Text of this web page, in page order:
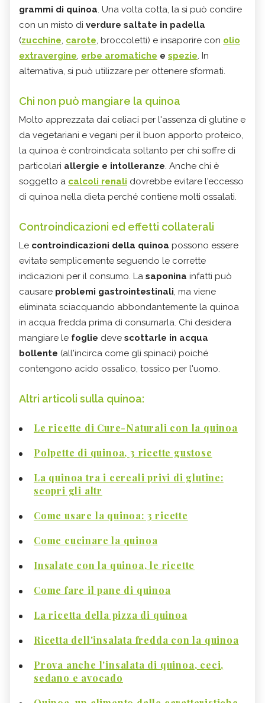
grammi di quinoa. Una volta cotta, la si può condire
con un misto di verdure saltate in padella
(zucchine, carote, broccoletti) e insaporire con olio
extravergine, erbe aromatiche e spezie. In
alternativa, si può utilizzare per ottenere sformati.
Chi non può mangiare la quinoa
Molto apprezzata dai celiaci per l'assenza di glutine e
da vegetariani e vegani per il buon apporto proteico,
la quinoa è controindicata soltanto per chi soffre di
particolari allergie e intolleranze. Anche chi è
soggetto a calcoli renali dovrebbe evitare l'eccesso
di quinoa nella dieta perché contiene molti ossalati.
Controindicazioni ed effetti collaterali
Le controindicazioni della quinoa possono essere
evitate semplicemente seguendo le corrette
indicazioni per il consumo. La saponina infatti può
causare problemi gastrointestinali, ma viene
eliminata sciacquando abbondantemente la quinoa
in acqua fredda prima di consumarla. Chi desidera
mangiare le foglie deve scottarle in acqua
bollente (all'incirca come gli spinaci) poiché
contengono acido ossalico, tossico per l'uomo.
Altri articoli sulla quinoa:
Le ricette di Cure-Naturali con la quinoa
Polpette di quinoa, 3 ricette gustose
La quinoa tra i cereali privi di glutine:
scopri gli altr
Come usare la quinoa: 3 ricette
Come cucinare la quinoa
Insalate con la quinoa, le ricette
Come fare il pane di quinoa
La ricetta della pizza di quinoa
Ricetta dell'insalata fredda con la quinoa
Prova anche l'insalata di quinoa, ceci,
sedano e avocado